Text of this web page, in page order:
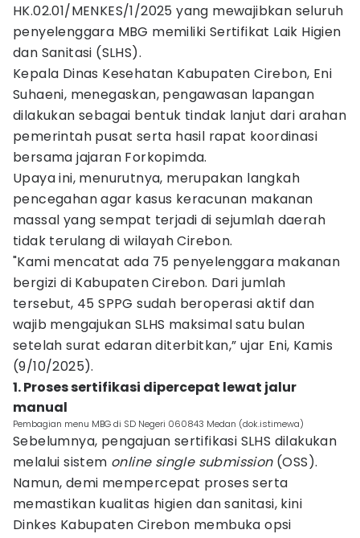
HK.02.01/MENKES/1/2025 yang mewajibkan seluruh
penyelenggara MBG memiliki Sertifikat Laik Higien
dan Sanitasi (SLHS).
Kepala Dinas Kesehatan Kabupaten Cirebon, Eni
Suhaeni, menegaskan, pengawasan lapangan
dilakukan sebagai bentuk tindak lanjut dari arahan
pemerintah pusat serta hasil rapat koordinasi
bersama jajaran Forkopimda.
Upaya ini, menurutnya, merupakan langkah
pencegahan agar kasus keracunan makanan
massal yang sempat terjadi di sejumlah daerah
tidak terulang di wilayah Cirebon.
"Kami mencatat ada 75 penyelenggara makanan
bergizi di Kabupaten Cirebon. Dari jumlah
tersebut, 45 SPPG sudah beroperasi aktif dan
wajib mengajukan SLHS maksimal satu bulan
setelah surat edaran diterbitkan,” ujar Eni, Kamis
(9/10/2025).
1. Proses sertifikasi dipercepat lewat jalur
manual
Pembagian menu MBG di SD Negeri 060843 Medan (dok.istimewa)
Sebelumnya, pengajuan sertifikasi SLHS dilakukan
melalui sistem online single submission(OSS).
Namun, demi mempercepat proses serta
memastikan kualitas higien dan sanitasi, kini
Dinkes Kabupaten Cirebon membuka opsi